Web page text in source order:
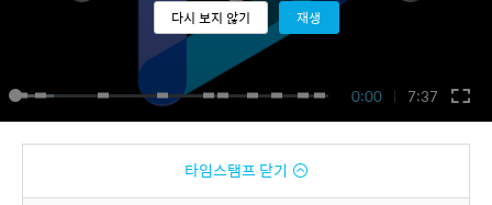
0:00 7:37
다시 보지 않기 재생
타임스탬프 닫기